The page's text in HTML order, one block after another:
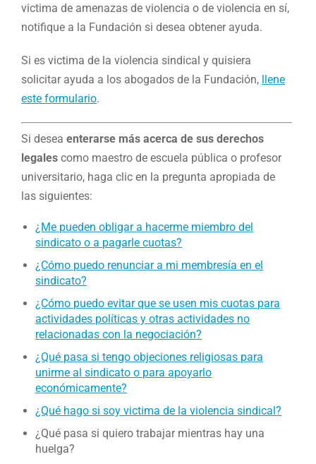
victima de amenazas de violencia o de violencia en sí,
notifique a la Fundación si desea obtener ayuda.
Si es victima de la violencia sindical y quisiera
solicitar ayuda a los abogados de la Fundación, llene
este formulario.
Si deseaenterarse más acerca de sus derechos
legales como maestro de escuela pública o profesor
universitario, haga clic en la pregunta apropiada de
las siguientes:
¿Me pueden obligar a hacerme miembro del
sindicato o a pagarle cuotas?
¿Cómo puedo renunciar a mi membresía en el
sindicato?
¿Cómo puedo evitar que se usen mis cuotas para
actividades políticas y otras actividades no
relacionadas con la negociación?
¿Qué pasa si tengo objeciones religiosas para
unirme al sindicato o para apoyarlo
económicamente?
¿Qué hago si soy victima de la violencia sindical?
¿Qué pasa si quiero trabajar mientras hay una
huelga?